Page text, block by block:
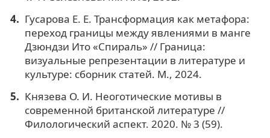
Гусарова Е. Е. Трансформация как метафора:
переход границы между явлениями в манге
Дзюндзи Ито «Спираль» // Граница:
визуальные репрезентации в литературе и
культуре: сборник статей. М., 2024.
Князева О. И. Неоготические мотивы в
современной британской литературе //
Филологический аспект. 2020. № 3 (59).